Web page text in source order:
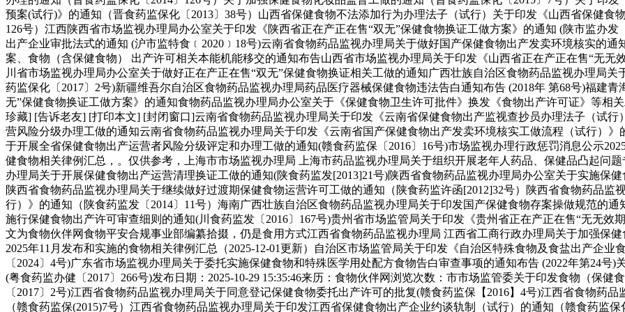
预案(试行)》的通知（晋食药监保化〔2013〕38号）山西省保健食物不法添加行为办理法子（试行）关于印发《山西省保健食
126号）江西陕西省市场监视办理局办公室关于印发《陕西省正在产正在售“双无”保健食物换证工做方案》的通知 (陕市监办
出产企业审批法式的通知 (沪市监特食﹝2020﹞18号)云南省食物药品监视办理局关于做好国产保健食物出产发卖环境核实的
案、食物（含保健食物） 出产许可相关本能机能移交的通知布告山西省市场监视办理局关于印发《山西省正在产正在售“无无
川省市场监视办理局办公室关于做好正在产正在售“双无”保健食物换证相关工做的通知广西壮族自治区食物药品监视办理局
药监保化〔2017〕2号)新疆维吾尔自治区食物药品监视办理局药品医疗器械保健食物违法告白通知布告 (2018年 第68号)福建
无”保健食物换证工做方案》的通知食物药品监视办理局办公室关于《保健食物卫生许可批件》换发《食物出产许可证》等相
珍藏] [告诉老友] [打印本文] [封闭窗口]云南省食物药品监视办理局关于印发《云南省保健食物出产监视查抄员办理法子（试
营风险分级办理工做的通知云南省食物药品监视办理局关于印发《云南省国产保健食物出产发卖环境核实工做流程（试行）
于开展全省保健食物出产运营者风险分级评定和办理工做的通知(赣食药监保〔2016〕16号)市场监视办理行政惩罚消息公示
健食物相关律例汇总，。仅供参考，上海市市场监视办理局 上海市药品监视办理局关于组织开展老年人药品、保健品凸起问
办理局关于开展保健食物出产运营清理换证工做的通知(陕食药监发[2013]21号)陕西省食物药品监视办理局办公室关于实施保
陕西省食物药品监视办理局关于继续做好过渡期保健食物运营许可工做的通知（陕食药监许函[2012]32号）陕西省食物药品
行）》的通知（陕食药监发〔2014〕11号）海南广西壮族自治区食物药品监视办理局关于印发国产保健食物存案操做规范的
施行保健食物出产许可审查细则的通知(川食药监发〔2016〕167号)贵州省市场监管局关于印发《贵州省正在产正在售“无无
文为食物伙伴网食物平安合规事业部编纂拾掇，仍是食用方式江西省食物药品监视办理局 江西省工商行政办理局关于加强保
2025年11月发布和实施的食物相关律例汇总（2025-12-01更新）自治区市场监管局关于印发《自治区特殊食物及食盐出产企
〔2024〕4号)广东省市场监视办理局关于委托实施保健食物和特殊医学用处配方食物告白审查事项的通知布告 (2022年第24
(粤食药监办健〔2017〕266号)发布日期：2025-10-29 15:35:46来历：食物伙伴网浏览次数：市市场监管委关于印发食物（保
〔2017〕2号)江西省食物药品监视办理局关于同意登记保健食物委托出产许可的批复(赣食药监保【2016】4号)江西省食物药
（赣食药监保(2015)7号）江西省食物药品监视办理局关于印发江西省保健食物出产企业约谈轨制（试行）的通知（赣食药监